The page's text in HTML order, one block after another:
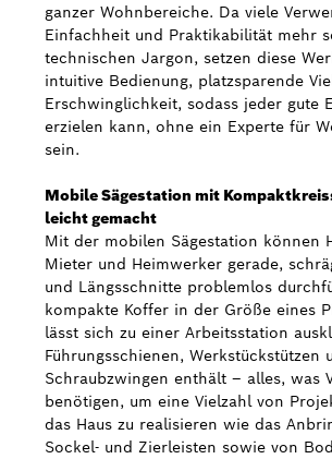
ganzer Wohnbereiche. Da viele
Einfachheit und Praktikabilität mehr
technischen Jargon, setzen diese
intuitive Bedienung, platzsparende
Erschwinglichkeit, sodass jeder gute
erzielen kann, ohne ein Experte für
sein.
Mobile Sägestation mit
leicht gemacht
Mit der mobilen Sägestation können
Mieter und Heimwerker gerade,
und Längsschnitte problemlos
kompakte Koffer in der Größe eines
lässt sich zu einer Arbeitsstation
Führungsschienen, Werkstückstützen
Schraubzwingen enthält – alles, was
benötigen, um eine Vielzahl von
das Haus zu realisieren wie das
Sockel- und Zierleisten sowie von